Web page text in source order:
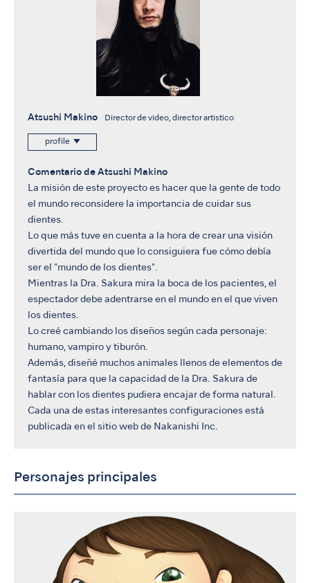
Atsushi Makino Director de vídeo, director artístico
profile
Comentario de Atsushi Makino
La misión de este proyecto es hacer que la gente de todo
el mundo reconsidere la importancia de cuidar sus
dientes.
Lo que más tuve en cuenta a la hora de crear una visión
divertida del mundo que lo consiguiera fue cómo debía
ser el "mundo de los dientes".
Mientras la Dra. Sakura mira la boca de los pacientes, el
espectador debe adentrarse en el mundo en el que viven
los dientes.
Lo creé cambiando los diseños según cada personaje:
humano, vampiro y tiburón.
Además, diseñé muchos animales llenos de elementos de
fantasía para que la capacidad de la Dra. Sakura de
hablar con los dientes pudiera encajar de forma natural.
Cada una de estas interesantes configuraciones está
publicada en el sitio web de Nakanishi Inc.
Personajes principales